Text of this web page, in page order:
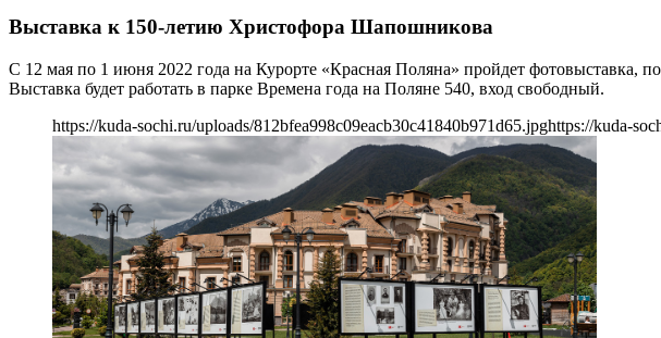
Выставка к 150-летию Христофора Шапошникова
С 12 мая по 1 июня 2022 года на Курорте «Красная Поляна» пройдет фотовыставка,
Выставка будет работать в парке Времена года на Поляне 540, вход свободный.
https://kuda-sochi.ru/uploads/812bfea998c09eacb30c41840b971d65.jpghttps://kuda-